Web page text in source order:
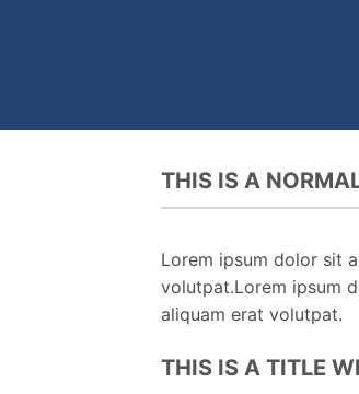
THIS IS A
Lorem ipsum dolor sit
volutpat.Lorem ipsum
aliquam erat volutpat.
THIS IS A TITLE